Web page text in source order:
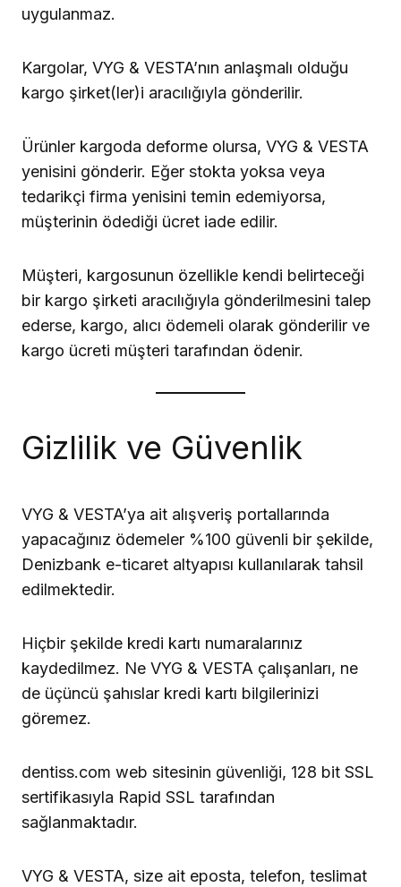
uygulanmaz.
Kargolar, VYG & VESTA’nın anlaşmalı olduğu
kargo şirket(ler)i aracılığıyla gönderilir.
Ürünler kargoda deforme olursa, VYG & VESTA
yenisini gönderir. Eğer stokta yoksa veya
tedarikçi firma yenisini temin edemiyorsa,
müşterinin ödediği ücret iade edilir.
Müşteri, kargosunun özellikle kendi belirteceği
bir kargo şirketi aracılığıyla gönderilmesini talep
ederse, kargo, alıcı ödemeli olarak gönderilir ve
kargo ücreti müşteri tarafından ödenir.
Gizlilik ve Güvenlik
VYG & VESTA’ya ait alışveriş portallarında
yapacağınız ödemeler %100 güvenli bir şekilde,
Denizbank e-ticaret altyapısı kullanılarak tahsil
edilmektedir.
Hiçbir şekilde kredi kartı numaralarınız
kaydedilmez. Ne VYG & VESTA çalışanları, ne
de üçüncü şahıslar kredi kartı bilgilerinizi
göremez.
dentiss.com web sitesinin güvenliği, 128 bit SSL
sertifikasıyla Rapid SSL tarafından
sağlanmaktadır.
VYG & VESTA, size ait eposta, telefon, teslimat